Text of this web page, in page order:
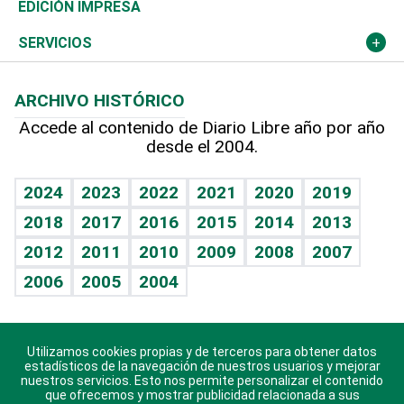
Resto del mundo
Economía personal
Podcast Arte Libre
Hablando con el pediatra
Vida y familia
Eñe
Celebrando la vida
Sin complejos
En pocas palabras
Escuchando al corazón
Economía Personal
Olimpismo
Más deportes
TBT Deportivo
Noticiero Poteleche
Columnistas
Más firmas
Martes de tecnología
Cambio climático
Deportes
Opinión
Hecho en casa
Guía del dinero
EDICIÓN IMPRESA
SERVICIOS
Cumpleaños
Horóscopos
Crucigramas
ARCHIVO HISTÓRICO
Accede al contenido de Diario Libre año por año
desde el 2004.
2024 2023 2022 2021 2020
2019
2018
2017 2016 2015 2014
2013
2012
2011 2010 2009 2008
2007
2006
2005 2004
Descarga nuestras aplicaciones para Android, iOS y
sistema Huawei.
Utilizamos cookies propias y de terceros para obtener datos
estadísticos de la navegación de nuestros usuarios y mejorar
nuestros servicios. Esto nos permite personalizar el contenido
que ofrecemos y mostrar publicidad relacionada a sus